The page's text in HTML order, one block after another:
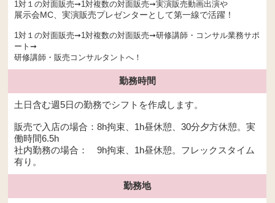
1対１の対面販売➞1対複数の対面販売➞実演販売動画出演や
展示会MC、実演販売プレゼンターとして第一線で活躍！
1対１の対面販売➞1対複数の対面販売➞研修講師・コンサル業務サポ
ート➞
研修講師・販売コンサルタントへ！
勤務時間
土日含む週5日の勤務でシフトを作成します。
販売で入店の場合：8h拘束、1h昼休憩、30分夕方休憩。実
働時間6.5h
社内勤務の場合： 9h拘束、1h昼休憩。フレックスタイム
有り。
勤務地